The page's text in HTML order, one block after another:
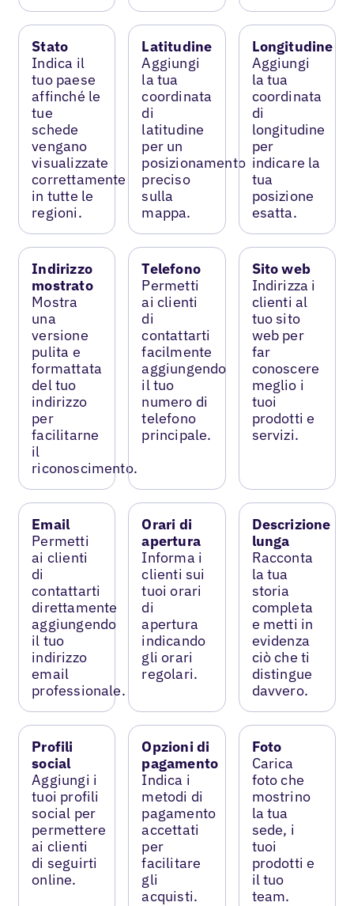
Stato
Indica il
tuo paese
affinché le
tue
schede
vengano
visualizzate
correttamente
in tutte le
regioni.
Latitudine
Aggiungi
la tua
coordinata
di
latitudine
per un
posizionamento
preciso
sulla
mappa.
Longitudine
Aggiungi
la tua
coordinata
di
longitudine
per
indicare la
tua
posizione
esatta.
Indirizzo
mostrato
Mostra
una
versione
pulita e
formattata
del tuo
indirizzo
per
facilitarne
il
riconoscimento.
Telefono
Permetti
ai clienti
di
contattarti
facilmente
aggiungendo
il tuo
numero di
telefono
principale.
Sito web
Indirizza i
clienti al
tuo sito
web per
far
conoscere
meglio i
tuoi
prodotti e
servizi.
Email
Permetti
ai clienti
di
contattarti
direttamente
aggiungendo
il tuo
indirizzo
email
professionale.
Orari di
apertura
Informa i
clienti sui
tuoi orari
di
apertura
indicando
gli orari
regolari.
Descrizione
lunga
Racconta
la tua
storia
completa
e metti in
evidenza
ciò che ti
distingue
davvero.
Profili
social
Aggiungi i
tuoi profili
social per
permettere
ai clienti
di seguirti
online.
Opzioni di
pagamento
Indica i
metodi di
pagamento
accettati
per
facilitare
gli
acquisti.
Foto
Carica
foto che
mostrino
la tua
sede, i
tuoi
prodotti e
il tuo
team.